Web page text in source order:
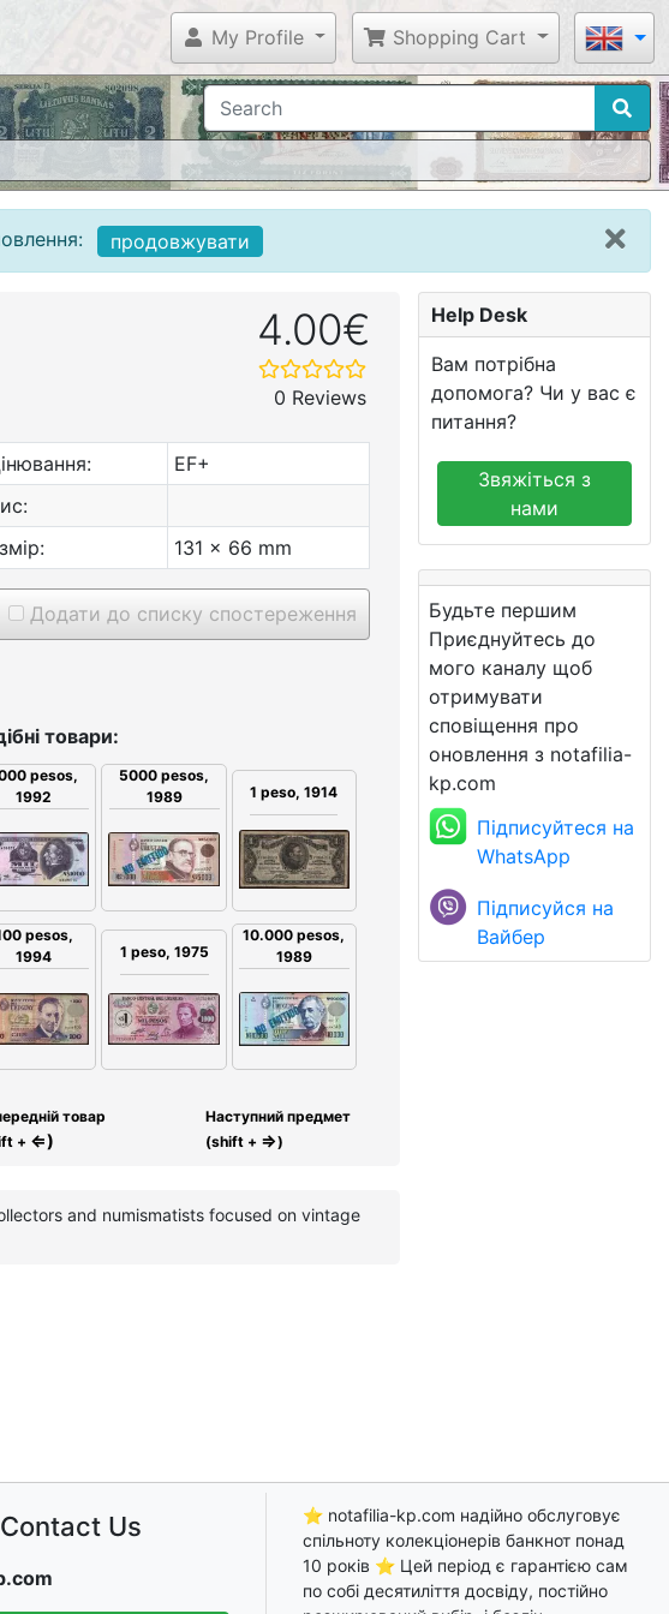
My Profile Shopping Cart
продовжувати
4.00€
0 Reviews
EF+
131 x 66 mm
Додати до списку спостереження
товари:
pesos,
1992
5000 pesos,
1989
1 peso, 1914
pesos,
1994
1 peso, 1975
10.000 pesos,
1989
товар
+ ⇐)
Наступний предмет
(shift + ⇒)
and numismatists focused on vintage
Help Desk
Вам потрібна
допомога? Чи у вас є
питання?
Звяжіться з
нами
Будьте першим
Приєднуйтесь до
мого каналу щоб
отримувати
сповіщення про
оновлення з notafilia-
kp.com
Підписуйтеся на
WhatsApp
Підписуйся на
Вайбер
Us
⭐ notafilia-kp.com надійно обслуговує
спільноту колекціонерів банкнот понад
10 років ⭐ Цей період є гарантією сам
по собі десятиліття досвіду, постійно